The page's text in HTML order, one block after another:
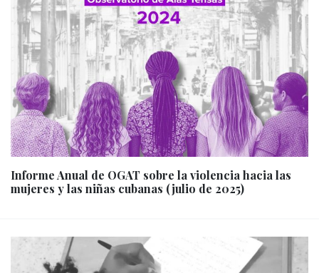
Informe Anual de OGAT sobre la violencia hacia las
mujeres y las niñas cubanas (julio de 2025)